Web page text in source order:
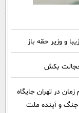
و وزیر حقه باز
بکش
در تهران جایگاه
جنگ و آینده ملت